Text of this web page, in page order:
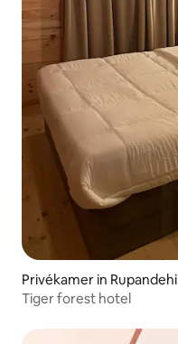
Privékamer in Rupandehi
Tiger forest hotel